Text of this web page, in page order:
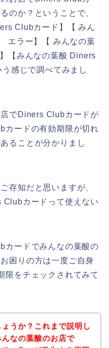
のか？ということで、
Clubカード】【 みん
エラー】【 みんなの葉
【みんなの葉酸 Diners
感じで調べてみまし
でDiners Clubカードが
カードの有効期限が切れ
ることが分かりまし
存知だと思いますが、
カードって使えない
カードでみんなの葉酸の
困りの方は一度ご自身
をチェックされてみて
うか？これまで説明し
なの葉酸のお店で